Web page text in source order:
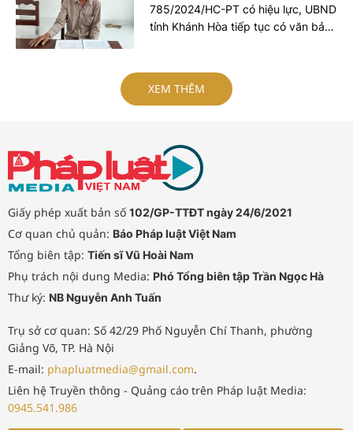
785/2024/HC-PT có hiệu lực, UBND
tỉnh Khánh Hòa tiếp tục có văn bản
trách nhiệm của tập thể, cá nhân
nếu để xảy ra chậm trễ.
XEM THÊM
Giấy phép xuất bản số 102/GP-TTĐT ngày 24/6/2021
Cơ quan chủ quản: Báo Pháp luật Việt Nam
Tổng biên tập: Tiến sĩ Vũ Hoài Nam
Phụ trách nội dung Media: Phó Tổng biên tập Trần Ngọc Hà
Thư ký: NB Nguyễn Anh Tuấn
Trụ sở cơ quan: Số 42/29 Phố Nguyễn Chí Thanh, phường
Giảng Võ, TP. Hà Nội
E-mail: phapluatmedia@gmail.com.
Liên hệ Truyền thông - Quảng cáo trên Pháp luật Media:
0945.541.986